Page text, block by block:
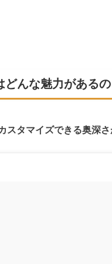
どんな魅力があるの
スタマイズできる奥深さ